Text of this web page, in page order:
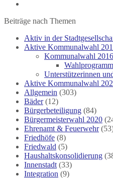
Beiträge nach Themen
Aktiv in der
Aktive Kommunalwahl
Kommunalwahl 2016
Wahlprogramm
Unterstützerinnen
Aktive Kommunalwahl
Allgemein (303)
Bäder(12)
Bürgerbeteiligung (84)
Bürgermeisterwahl 2020
Ehrenamt & Feuerwehr
Friedhöfe (8)
Friedwald (5)
Haushaltskonsolidierung
Innenstadt (33)
Integration (9)